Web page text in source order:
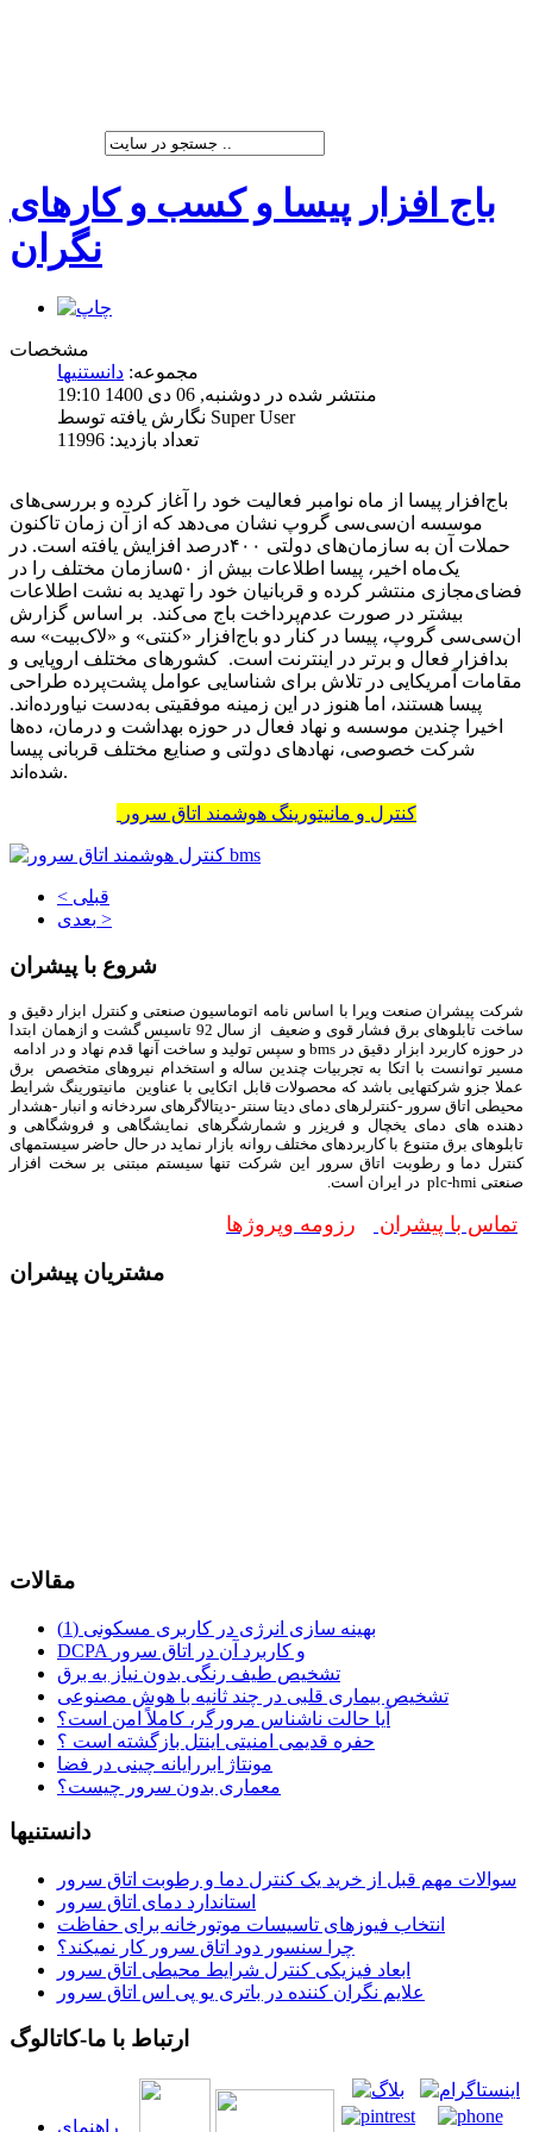
باج افزار پیسا و کسب و کارهای
نگران
مشخصات
مجموعه: دانستنیها
منتشر شده در دوشنبه, 06 دی 1400 19:10
نگارش یافته توسط Super User
تعداد بازدید: 11996
باج‌افزار پیسا از ‌ماه نوامبر فعالیت خود را آغاز کرده و بررسی‌‌‌‌‌‌‌‌های
موسسه ان‌سی‌سی گروپ نشان می‌دهد که از آن زمان تاکنون
حملات آن به سازمان‌های دولتی ۴۰۰‌درصد افزایش یافته است. در
یک‌ماه اخیر، پیسا اطلاعات بیش از ۵۰سازمان مختلف را در
فضای‌مجازی منتشر کرده و قربانیان خود را تهدید به نشت اطلاعات
بیشتر در صورت عدم‌پرداخت باج می‌کند. بر اساس گزارش
ان‌سی‌سی گروپ، پیسا در کنار دو باج‌افزار «کنتی» و «لاک‌‌‌‌‌‌‌‌بیت» سه
بدافزار فعال و برتر در اینترنت است. کشورهای مختلف اروپایی و
مقامات آمریکایی در تلاش برای شناسایی عوامل پشت‌پرده طراحی
پیسا هستند، اما هنوز در این زمینه موفقیتی به‌دست نیاورده‌‌‌‌‌‌‌‌اند.
اخیرا چندین موسسه و نهاد فعال در حوزه بهداشت و درمان، ده‌‌‌‌‌‌‌‌ها
شرکت خصوصی، نهادهای دولتی و صنایع مختلف قربانی پیسا
شده‌اند.
کنترل و مانیتورینگ هوشمند اتاق سرور
< قبلی
بعدی >
شروع با پیشران
شرکت پیشران صنعت ویرا با اساس نامه اتوماسیون صنعتی و کنترل ابزار دقیق و
ساخت تابلوهای برق فشار قوی و ضعیف از سال 92 تاسیس گشت و ازهمان ابتدا
در حوزه کاربرد ابزار دقیق در bms و سپس تولید و ساخت آنها قدم نهاد و در ادامه
مسیر توانست با اتکا به تجربیات چندین ساله و استخدام نیروهای متخصص برق
عملا جزو شرکتهایی باشد که محصولات قابل اتکایی با عناوین مانیتورینگ شرایط
محیطی اتاق سرور -کنترلرهای دمای دیتا سنتر -دیتالاگرهای سردخانه و انبار -هشدار
دهنده های دمای یخچال و فریزر و شمارشگرهای نمایشگاهی و فروشگاهی و
تابلوهای برق متنوع با کاربردهای مختلف روانه بازار نماید در حال حاضر سیستمهای
کنترل دما و رطوبت اتاق سرور این شرکت تنها سیستم مبتنی بر سخت افزار
صنعتی plc-hmi در ایران است.
تماس با پیشران رزومه وپروژها
مشتریان پیشران
مقالات
بهینه سازی انرژی در کاربری مسکونی (1)
DCPA و کاربرد آن در اتاق سرور
تشخیص طیف رنگی بدون نیاز به برق
تشخیص بیماری قلبی در چند ثانیه با هوش مصنوعی
آیا حالت ناشناس مرورگر، کاملاً امن است؟
حفره قدیمی امنیتی اینتل بازگشته است ؟
مونتاژ ابررایانه چینی در فضا
معماری بدون سرور چیست؟
دانستنیها
سوالات مهم قبل از خرید یک کنترل دما و رطوبت اتاق سرور
استاندارد دمای اتاق سرور
انتخاب فیوزهای تاسیسات موتورخانه برای حفاظت
چرا سنسور دود اتاق سرور کار نمیکند؟
ابعاد فیزیکی کنترل شرایط محیطی اتاق سرور
علایم نگران کننده در باتری یو پی اس اتاق سرور
ارتباط با ما-کاتالوگ
راهنمای